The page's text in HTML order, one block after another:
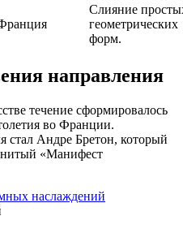
Слияние
геометрических
форм.
направления
течение сформировалось
во Франции.
стал Андре Бретон, который
«Манифест